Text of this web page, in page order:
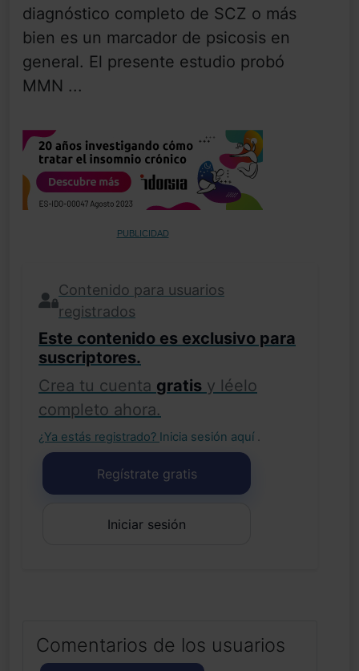
diagnóstico completo de SCZ o más
bien es un marcador de psicosis en
general. El presente estudio probó
MMN ...
PUBLICIDAD
Contenido para usuarios
registrados
Este contenido es exclusivo para
suscriptores.
Crea tu cuenta gratis y léelo
completo ahora.
¿Ya estás registrado? Inicia sesión aquí .
Regístrate gratis
Iniciar sesión
Comentarios de los usuarios